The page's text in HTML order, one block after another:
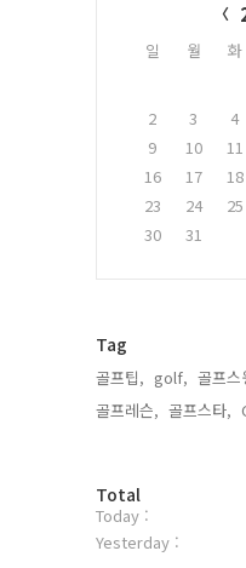
일 월 화
2
3 4
9
10 11
16
17 18
23
24 25
30
31
Tag
골프팁, golf, 골프스
골프레슨, 골프스타,
방
문
자
Total
Today :
Yesterday :